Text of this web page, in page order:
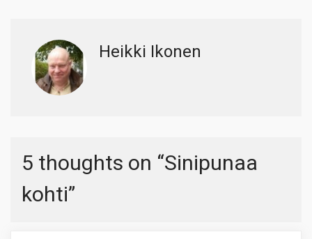
Heikki Ikonen
5 thoughts on “Sinipunaa
kohti”